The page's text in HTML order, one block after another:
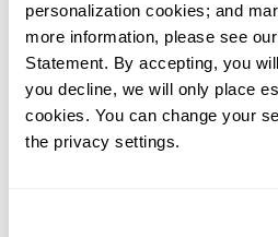
personalization cookies; and
more information, please see our
Statement. By accepting, you
you decline, we will only place
cookies. You can change your
the privacy settings.